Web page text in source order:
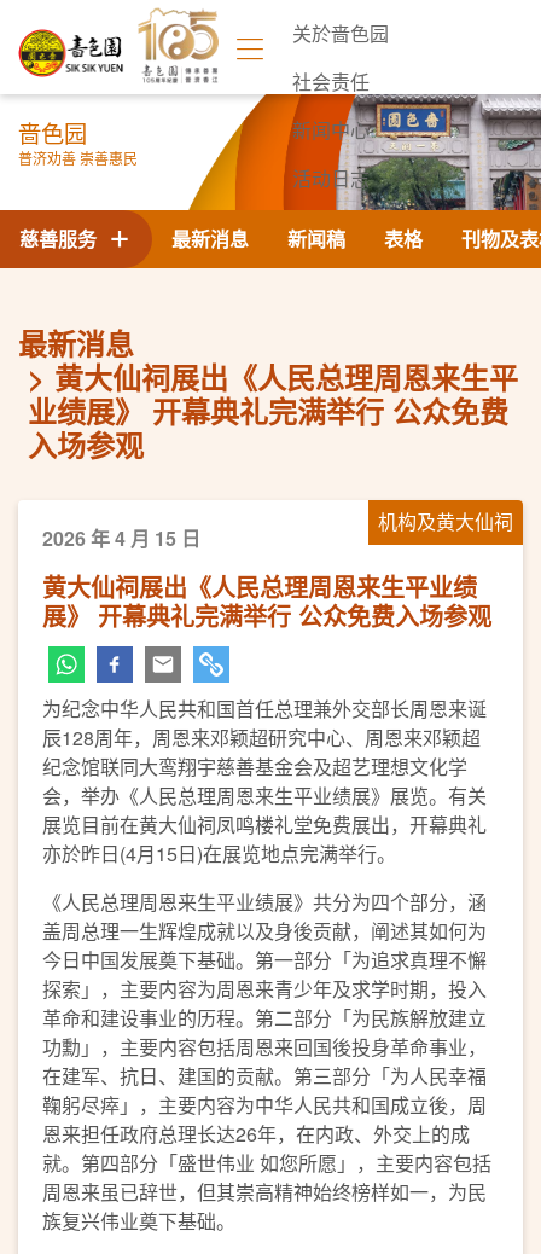
关於啬色园
社会责任
新闻中心
活动日志
联络我们
啬色园
普济劝善 崇善惠民
最新消息 新闻稿 表格 刊物及
慈善服务
最新消息
黄大仙祠展出《人民总理周恩来生平
业绩展》 开幕典礼完满举行 公众免费
入场参观
机构及黄大仙祠
2026 年 4 月 15 日
黄大仙祠展出《人民总理周恩来生平业绩
展》 开幕典礼完满举行 公众免费入场参观
为纪念中华人民共和国首任总理兼外交部长周恩来诞
辰128周年，周恩来邓颖超研究中心、周恩来邓颖超
纪念馆联同大鸾翔宇慈善基金会及超艺理想文化学
会，举办《人民总理周恩来生平业绩展》展览。有关
展览目前在黄大仙祠凤鸣楼礼堂免费展出，开幕典礼
亦於昨日(4月15日)在展览地点完满举行。
《人民总理周恩来生平业绩展》共分为四个部分，涵
盖周总理一生辉煌成就以及身後贡献，阐述其如何为
今日中国发展奠下基础。第一部分「为追求真理不懈
探索」，主要内容为周恩来青少年及求学时期，投入
革命和建设事业的历程。第二部分「为民族解放建立
功勳」，主要内容包括周恩来回国後投身革命事业，
在建军、抗日、建国的贡献。第三部分「为人民幸福
鞠躬尽瘁」，主要内容为中华人民共和国成立後，周
恩来担任政府总理长达26年，在内政、外交上的成
就。第四部分「盛世伟业 如您所愿」，主要内容包括
周恩来虽已辞世，但其崇高精神始终榜样如一，为民
族复兴伟业奠下基础。